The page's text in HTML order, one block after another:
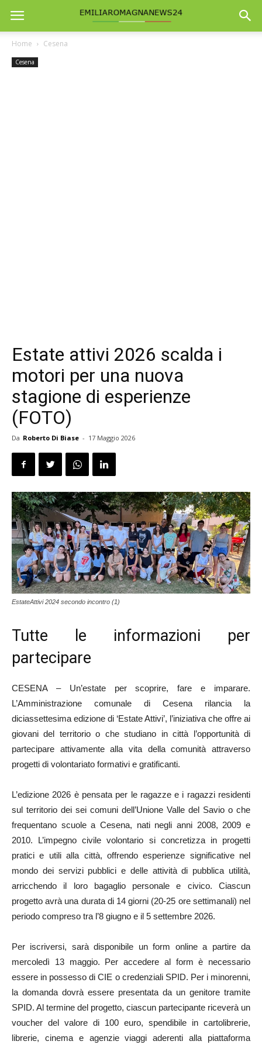
Home Cesena
Cesena
Estate attivi 2026 scalda i
motori per una nuova
stagione di esperienze
(FOTO)
Da Roberto Di Biase - 17 Maggio 2026
EstateAttivi 2024 secondo incontro (1)
Tutte le informazioni per
partecipare
CESENA – Un’estate per scoprire, fare e imparare.
L’Amministrazione comunale di Cesena rilancia la
diciassettesima edizione di ‘Estate Attivi’, l’iniziativa che offre ai
giovani del territorio o che studiano in città l’opportunità di
partecipare attivamente alla vita della comunità attraverso
progetti di volontariato formativi e gratificanti.
L’edizione 2026 è pensata per le ragazze e i ragazzi residenti
sul territorio dei sei comuni dell’Unione Valle del Savio o che
frequentano scuole a Cesena, nati negli anni 2008, 2009 e
2010. L’impegno civile volontario si concretizza in progetti
pratici e utili alla città, offrendo esperienze significative nel
mondo dei servizi pubblici e delle attività di pubblica utilità,
arricchendo il loro bagaglio personale e civico. Ciascun
progetto avrà una durata di 14 giorni (20-25 ore settimanali) nel
periodo compreso tra l’8 giugno e il 5 settembre 2026.
Per iscriversi, sarà disponibile un form online a partire da
mercoledì 13 maggio. Per accedere al form è necessario
essere in possesso di CIE o credenziali SPID. Per i minorenni,
la domanda dovrà essere presentata da un genitore tramite
SPID. Al termine del progetto, ciascun partecipante riceverà un
voucher del valore di 100 euro, spendibile in cartolibrerie,
librerie, cinema e agenzie viaggi aderenti alla piattaforma